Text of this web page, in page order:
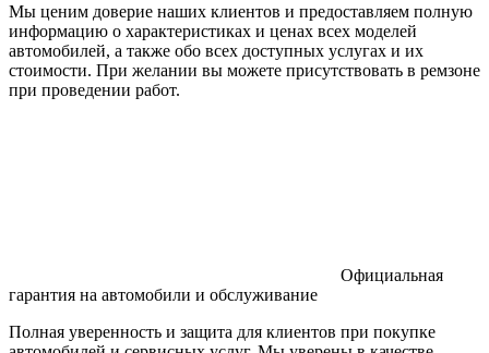
Мы ценим доверие наших клиентов и предоставляем полную
информацию о характеристиках и ценах всех моделей
автомобилей, а также обо всех доступных услугах и их
стоимости. При желании вы можете присутствовать в ремзоне
при проведении работ.
Официальная
гарантия на автомобили и обслуживание
Полная уверенность и защита для клиентов при покупке